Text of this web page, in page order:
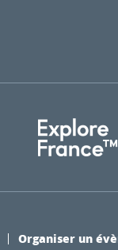
Organiser un